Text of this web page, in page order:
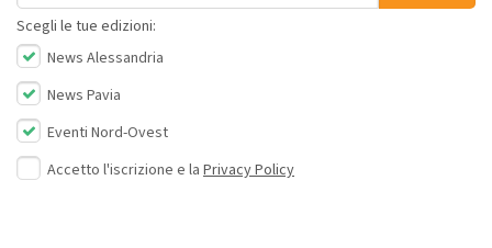
Scegli le tue edizioni:
News Alessandria
News Pavia
Eventi Nord-Ovest
Accetto l'iscrizione e la Privacy Policy